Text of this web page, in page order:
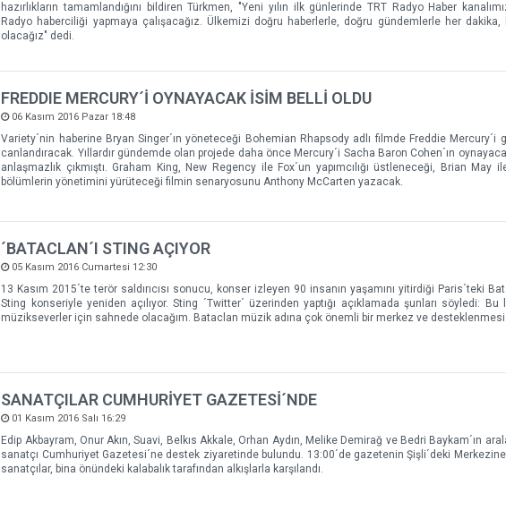
hazırlıkların tamamlandığını bildiren Türkmen, "Yeni yılın ilk günlerinde TRT Radyo Haber
Radyo haberciliği yapmaya çalışacağız. Ülkemizi doğru haberlerle, doğru gündemlerle her
olacağız" dedi.
FREDDIE MERCURY´İ OYNAYACAK İSİM BELLİ OLDU
06 Kasım 2016 Pazar 18:48
Variety´nin haberine Bryan Singer´ın yöneteceği Bohemian Rhapsody adlı filmde Freddie
canlandıracak. Yıllardır gündemde olan projede daha önce Mercury´i Sacha Baron Cohen´ın
anlaşmazlık çıkmıştı. Graham King, New Regency ile Fox´un yapımcılığı üstleneceği, Brian May
bölümlerin yönetimini yürüteceği filmin senaryosunu Anthony McCarten yazacak.
´BATACLAN´I STING AÇIYOR
05 Kasım 2016 Cumartesi 12:30
13 Kasım 2015´te terör saldırıcısı sonucu, konser izleyen 90 insanın yaşamını yitirdiği Paris´teki
Sting konseriyle yeniden açılıyor. Sting ´Twitter´ üzerinden yaptığı açıklamada şunları söyledi: Bu
müzikseverler için sahnede olacağım. Bataclan müzik adına çok önemli bir merkez ve desteklenmesi
SANATÇILAR CUMHURİYET GAZETESİ´NDE
01 Kasım 2016 Salı 16:29
Edip Akbayram, Onur Akın, Suavi, Belkıs Akkale, Orhan Aydın, Melike Demirağ ve Bedri Baykam´ın
sanatçı Cumhuriyet Gazetesi´ne destek ziyaretinde bulundu. 13:00´de gazetenin Şişli´deki
sanatçılar, bina önündeki kalabalık tarafından alkışlarla karşılandı.